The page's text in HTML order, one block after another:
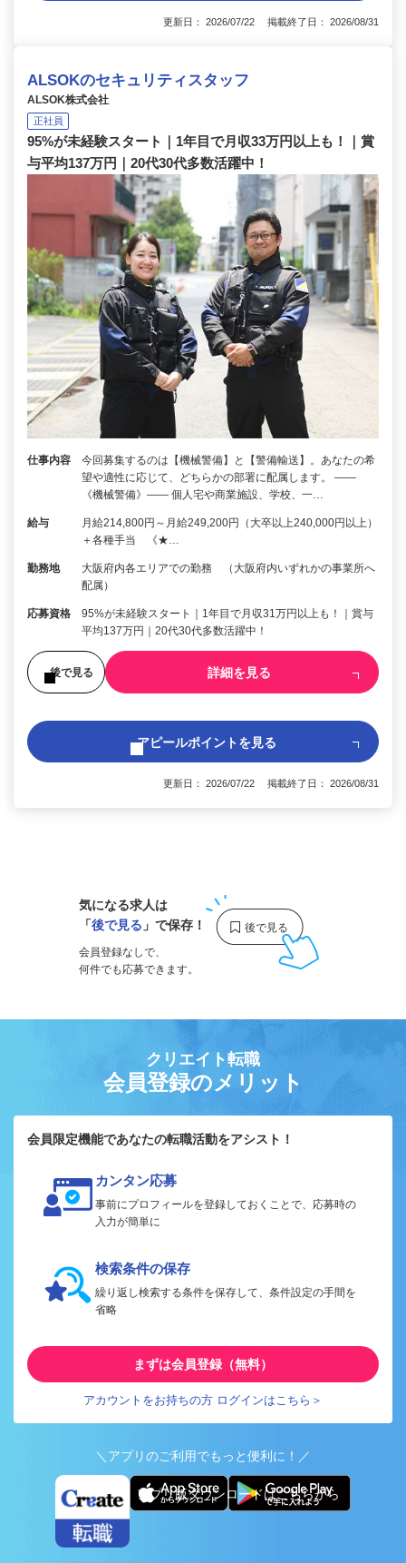
更新日： 2026/07/22 掲載終了日： 2026/08/31
ALSOKのセキュリティスタッフ
ALSOK株式会社
正社員
95%が未経験スタート｜1年目で月収33万円以上も！｜賞
与平均137万円｜20代30代多数活躍中！
仕事内容
今回募集するのは【機械警備】と【警備輸送】。あなたの希
望や適性に応じて、どちらかの部署に配属します。 ――
《機械警備》―― 個人宅や商業施設、学校、一…
給与
月給214,800円～月給249,200円（大卒以上240,000円以上）
＋各種手当 《★…
勤務地
大阪府内各エリアでの勤務 （大阪府内いずれかの事業所へ
配属）
応募資格
95%が未経験スタート｜1年目で月収31万円以上も！｜賞与
平均137万円｜20代30代多数活躍中！
後で見る 詳細を見る
アピールポイントを見る
更新日： 2026/07/22 掲載終了日： 2026/08/31
気になる求人は
「後で見る 」で保存！
会員登録なしで、
何件でも応募できます。
クリエイト転職
会員登録のメリット
会員限定機能であなたの転職活動をアシスト！
カンタン応募
事前にプロフィールを登録しておくことで、応募時の
入力が簡単に
検索条件の保存
繰り返し検索する条件を保存して、条件設定の手間を
省略
まずは会員登録（無料）
アカウントをお持ちの方 ログインはこちら＞
＼アプリのご利用でもっと便利に！／
アプリ版ダウンロードはこちらから